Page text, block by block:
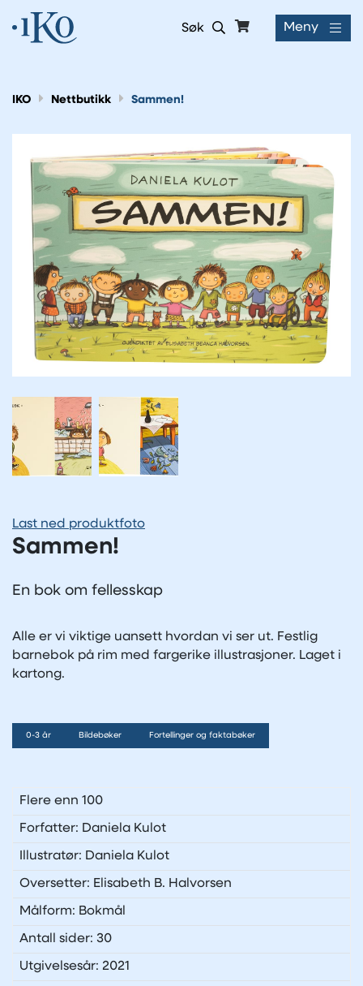
Søk Meny
IKO Nettbutikk Sammen!
Last ned produktfoto
Sammen!
En bok om fellesskap
Alle er vi viktige uansett hvordan vi ser ut. Festlig
barnebok på rim med fargerike illustrasjoner. Laget i
kartong.
0-3 år Bildebøker Fortellinger og faktabøker
Flere enn 100
Forfatter: Daniela Kulot
Illustratør: Daniela Kulot
Oversetter: Elisabeth B. Halvorsen
Målform: Bokmål
Antall sider: 30
Utgivelsesår: 2021